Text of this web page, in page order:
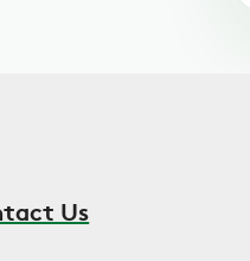
Us